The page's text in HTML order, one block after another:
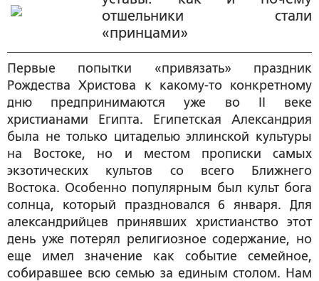
отшельники стали
«принцами»
Первые попытки «привязать» праздник
Рождества Христова к какому-то конкретному
дню предпринимаются уже во II веке
христианами Египта. Египетская Александрия
была не только цитаделью эллинской культуры
на Востоке, но и местом прописки самых
экзотических культов со всего Ближнего
Востока. Особенно популярным был культ бога
солнца, который праздновался 6 января. Для
александрийцев принявших христианство этот
день уже потерял религиозное содержание, но
еще имел значение как событие семейное,
собиравшее всю семью за единым столом. Нам